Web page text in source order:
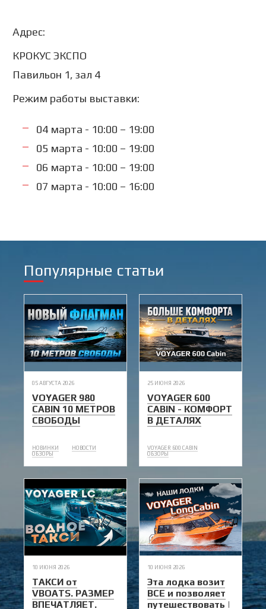
Адрес:
КРОКУС ЭКСПО
Павильон 1, зал 4
Режим работы выставки:
04 марта - 10:00 – 19:00
05 марта - 10:00 – 19:00
06 марта - 10:00 – 19:00
07 марта - 10:00 – 16:00
Популярные статьи
05 АВГУСТА 2026
VOYAGER 980
CABIN 10 МЕТРОВ
СВОБОДЫ
НОВИНКИ
НОВОСТИ
ОБЗОРЫ
25 ИЮНЯ 2026
VOYAGER 600
CABIN - КОМФОРТ
В ДЕТАЛЯХ
VOYAGER 600 CABIN
ОБЗОРЫ
10 ИЮНЯ 2026
ТАКСИ от
VBOATS. РАЗМЕР
ВПЕЧАТЛЯЕТ.
10 ИЮНЯ 2026
Эта лодка возит
ВСЕ и позволяет
путешествовать |